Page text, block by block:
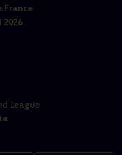
France
2026
League